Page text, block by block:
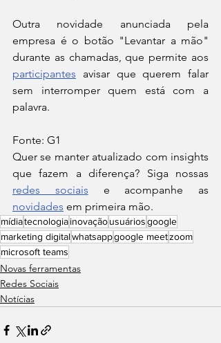
Outra novidade anunciada pela
empresa é o botão "Levantar a mão"
participantes avisar que querem falar
sem interromper quem está com a
palavra.
Fonte: G1
Quer se manter atualizado com insights
redes sociais
novidades em primeira mão.
mídiatecnologiainovaçãousuáriosgoogle
marketing digitalwhatsappgoogle meetzoom
microsoft teams
Novas ferramentas
Redes Sociais
Notícias